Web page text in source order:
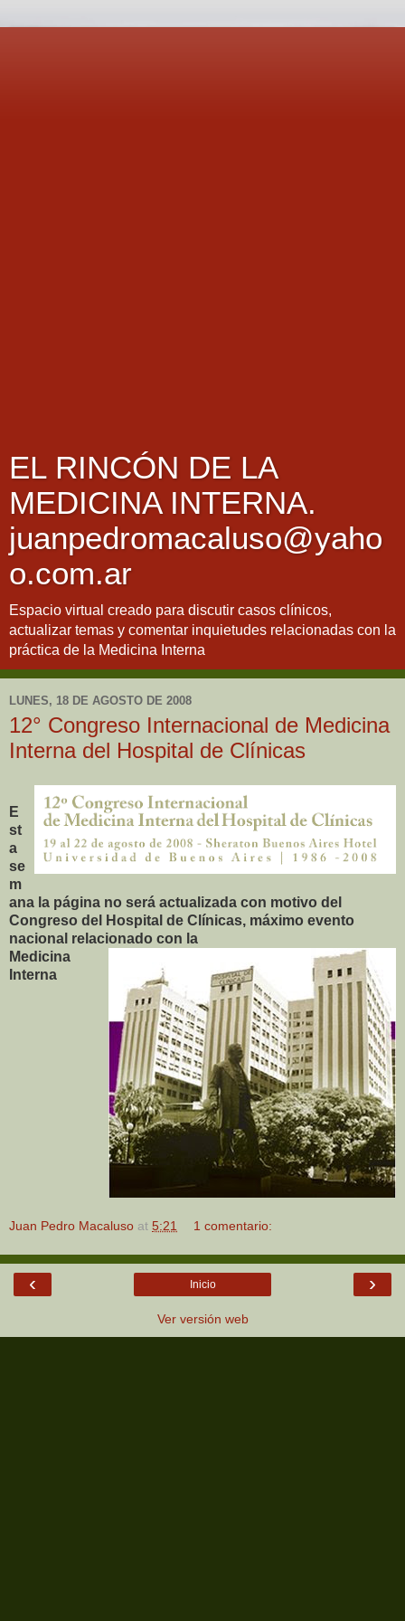
EL RINCÓN DE LA
MEDICINA INTERNA.
juanpedromacaluso@yaho
o.com.ar
Espacio virtual creado para discutir casos clínicos,
actualizar temas y comentar inquietudes relacionadas con la
práctica de la Medicina Interna
LUNES, 18 DE AGOSTO DE 2008
12° Congreso Internacional de Medicina
Interna del Hospital de Clínicas
E
st
a
se
m
ana la página no será actualizada con motivo del
Congreso del Hospital de Clínicas, máximo evento
nacional relacionado con la
Medicina
Interna
Juan Pedro Macaluso at 5:21 1 comentario:
‹ ›
Inicio
Ver versión web